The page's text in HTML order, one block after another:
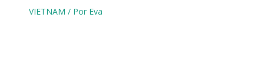
VIETNAM / Por Eva